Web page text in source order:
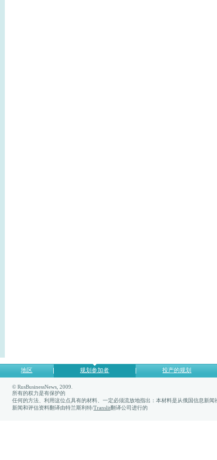
地区 规划参加者 投产的规划
© RusBusinessNews, 2009.
所有的权力是有保护的
任何的方法、利用这位点具有的材料、一定必须流放地指出：本材料是从俄国信息新闻
新闻和评估资料翻译由特兰斯利特/Translit翻译公司进行的